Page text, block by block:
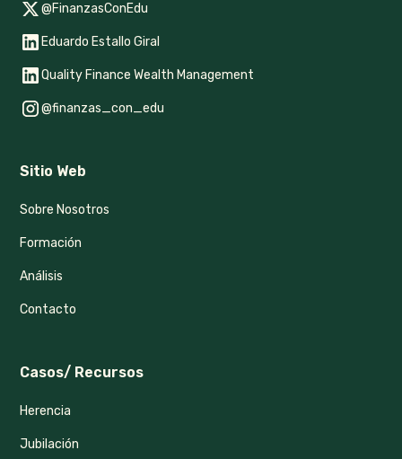
@FinanzasConEdu
Eduardo Estallo Giral
Quality Finance Wealth Management
@finanzas_con_edu
Sitio Web
Sobre Nosotros
Formación
Análisis
Contacto
Casos/ Recursos
Herencia
Jubilación